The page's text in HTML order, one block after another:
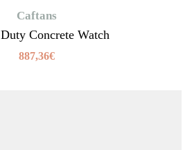
Caftans
Concrete Watch
887,36€